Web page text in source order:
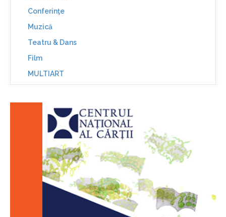
Conferinţe
Muzică
Teatru & Dans
Film
MULTIART